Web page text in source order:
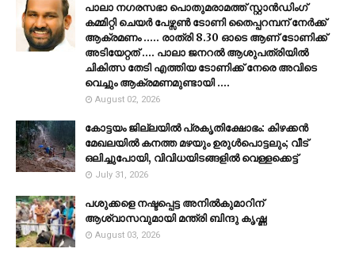
പാലാ നഗരസഭാ പൊതുമരാമത്ത് സ്റ്റാൻഡിംഗ്
കമ്മിറ്റി ചെയർ പേഴ്സൺ ടോണി തൈപ്പറമ്പന് നേർക്ക്
ആക്രമണം ..... രാത്രി 8.30 ഓടെ ആണ് ടോണിക്ക്
അടിയേറ്റത് .... പാലാ ജനറൽ ആശുപത്രിയിൽ
ചികിത്സ തേടി എത്തിയ ടോണിക്ക് നേരെ അവിടെ
വെച്ചും ആക്രമണമുണ്ടായി ....
August 02, 2026
കോട്ടയം ജില്ലയില്‍ പ്രകൃതിക്ഷോഭം: കിഴക്കന്‍
മേഖലയില്‍ കനത്ത മഴയും ഉരുള്‍പൊട്ടലും; വീട്
ഒലിച്ചുപോയി, വിവിധയിടങ്ങളില്‍ വെള്ളക്കെട്ട്
July 31, 2026
പശുക്കളെ നഷ്ടപ്പെട്ട അനിൽകുമാറിന്
ആശ്വാസവുമായി മന്ത്രി ബിന്ദു കൃഷ്ണ
August 03, 2026